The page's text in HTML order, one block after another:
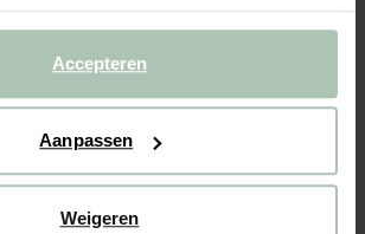
Accepteren
Aanpassen
Weigeren
(1)